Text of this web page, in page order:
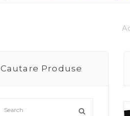
Cautare Produse